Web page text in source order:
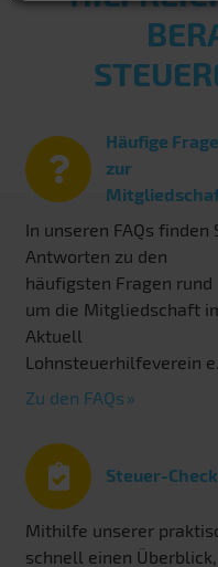
Häufige
zur
In unseren FAQs finden
Antworten zu den
häufigsten Fragen rund
um die Mitgliedschaft
Aktuell
Lohnsteuerhilfeverein
Zu den FAQs
Steuer-
Mithilfe unserer
schnell einen